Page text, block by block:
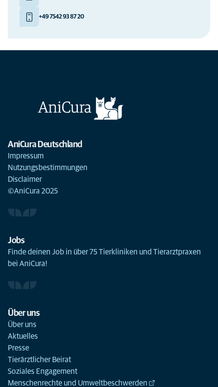
+49 7542 93 87 20
AniCura Deutschland
Impressum
Nutzungsbestimmungen
Disclaimer
©AniCura 2025
Jobs
Finde deinen Job in über 75 Tierkliniken und Tierarztpraxen
bei AniCura!
Über uns
Über uns
Aktuelles
Presse
Tierärztlicher Beirat
Soziales Engagement
Menschenrechte und Umweltbeschwerden